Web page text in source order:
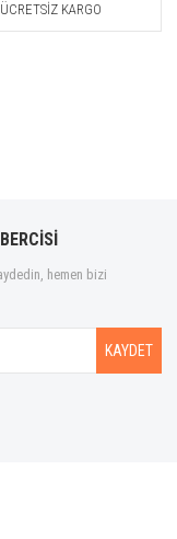
ÜCRETSİZ KARGO
hemen bizi
KAYDET